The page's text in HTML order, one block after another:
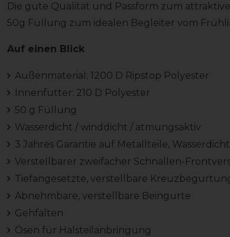
Die gute Qualität und Passform zum
50g Füllung zum idealen Begleiter vom
Auf einen Blick
Außenmaterial: 1200 D Ripstop Polyester
Innenfutter: 210 D Polyester
50 g Füllung
Wasserdicht / winddicht / atmungsaktiv
3 Jahres Garantie auf Metallteile,
Verstellbarer zweifacher Schnallen-
Tiefangesetzte, verstellbare
Abnehmbare, verstellbare Beingurte
Gehfalten
Ösen für Halsteilanbringung